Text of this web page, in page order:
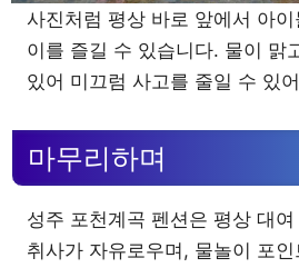
사진처럼 평상 바로 앞에서 아
이를 즐길 수 있습니다. 물이 맑
있어 미끄럼 사고를 줄일 수 있
마무리하며
성주 포천계곡 펜션은 평상 대
취사가 자유로우며, 물놀이 포